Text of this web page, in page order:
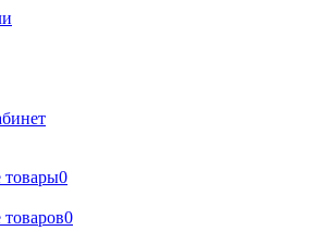
товары0
0